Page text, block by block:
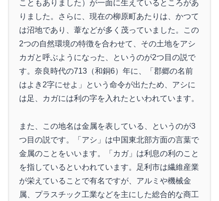
こともありました）が一面に生えているところがあ
りました。さらに、現在の柳原町あたりは、かつて
は沼地であり、葦などが多く茂っていました。この
2つの自然環境の特徴を合わせて、その土地をアシ
カガと呼ぶようになった、というのが2つ目の説で
す。奈良時代の713（和銅6）年に、「郡郷の名前
はよき2字にせよ」という命令が出たため、アシに
は足、カガには利の字を入れたといわれています。
また、この地名は金属を表している、というのが3
つ目の説です。「アシ」は中国東北部方面の言葉で
金属のことをいいます。「カガ」は利息の利のこと
を指しているといわれています。足利市は繊維産業
が栄えていることで有名ですが、アルミや機械金
属、プラスチック工業などを主にした総合的な商工